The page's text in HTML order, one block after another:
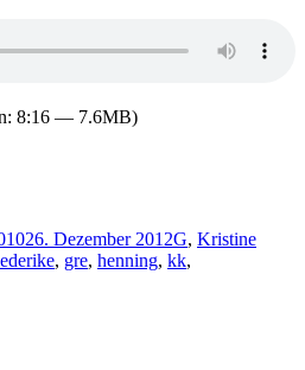
8:16 — 7.6MB)
26. Dezember 2012G, Kristine
, gre, henning, kk,